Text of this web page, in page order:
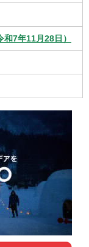
7年11月28日）